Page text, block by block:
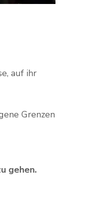
auf ihr
Grenzen
gehen.